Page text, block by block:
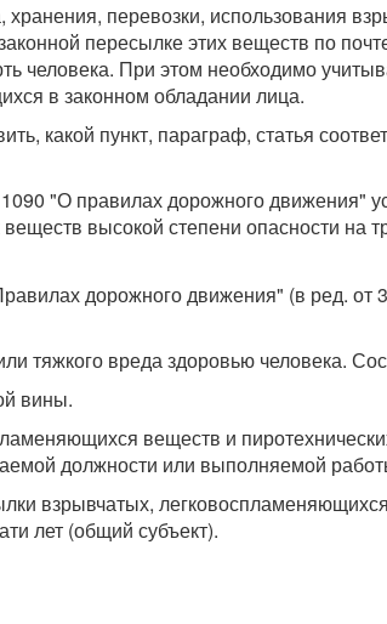
перевозки, использования
пересылке этих веществ по
человека. При этом необходимо
в законном обладании лица.
какой пункт, параграф, статья
"О правилах дорожного движения"
высокой степени опасности на
дорожного движения" (в ред. от
тяжкого вреда здоровью человека.
вины.
веществ и
должности или выполняемой
взрывчатых,
лет (общий субъект).